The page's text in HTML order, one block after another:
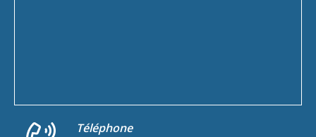
Téléphone